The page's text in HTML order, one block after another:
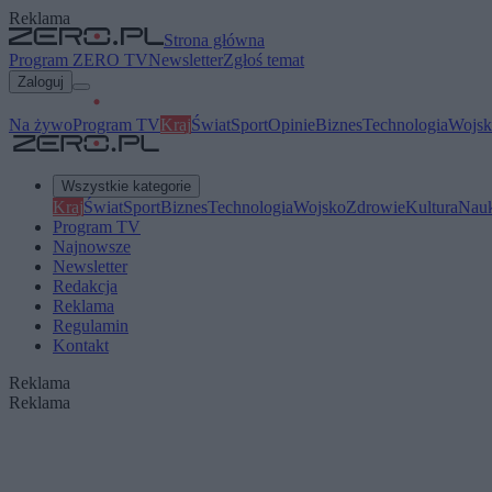
Reklama
Strona główna
Program ZERO TVNewsletterZgłoś temat
Zaloguj
Na żywoProgram TVKrajŚwiatSportOpinieBiznesTechnologia
Wszystkie kategorie
KrajŚwiatSportBiznesTechnologiaWojskoZdrowieKultura
Program TV
Najnowsze
Newsletter
Redakcja
Reklama
Regulamin
Kontakt
Reklama
Reklama